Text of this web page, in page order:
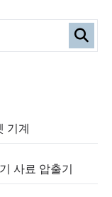
기계
사료 압출기